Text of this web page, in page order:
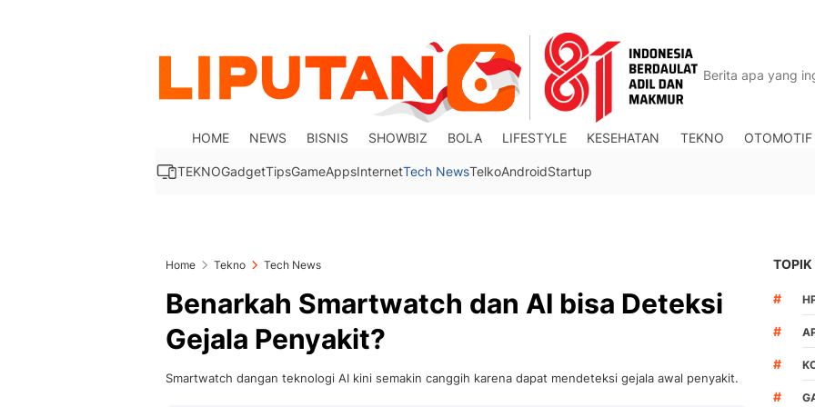
HOME NEWS BISNIS SHOWBIZ BOLA LIFESTYLE KESEHATAN TEKNO OTOMOTIF
TEKNOGadgetTipsGameAppsInternetTech NewsTelkoAndroidStartup
Home Tekno Tech News
Benarkah Smartwatch dan AI bisa Deteksi
Gejala Penyakit?
Smartwatch dangan teknologi AI kini semakin canggih karena dapat mendeteksi gejala awal penyakit.
TOPIK
#
#
#
#